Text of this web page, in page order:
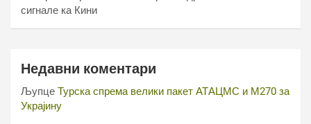
сигнале ка Кини
Недавни коментари
Љупце Турска спрема велики пакет АТАЦМС и М270 за
Украјину